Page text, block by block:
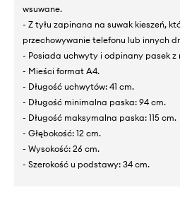
wsuwane.
- Z tyłu zapinana na suwak kieszeń,
przechowywanie telefonu lub innych
- Posiada uchwyty i odpinany pasek z
- Mieści format A4.
- Długość uchwytów: 41 cm.
- Długość minimalna paska: 94 cm.
- Długość maksymalna paska: 115 cm.
- Głębokość: 12 cm.
- Wysokość: 26 cm.
- Szerokość u podstawy: 34 cm.